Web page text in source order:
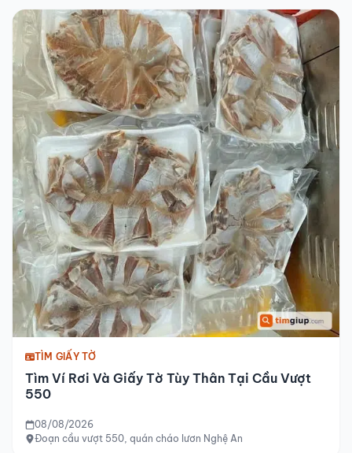
TÌM GIẤY TỜ
Tìm Ví Rơi Và Giấy Tờ Tùy Thân Tại Cầu Vượt
550
08/08/2026
Đoạn cầu vượt 550, quán cháo lươn Nghệ An